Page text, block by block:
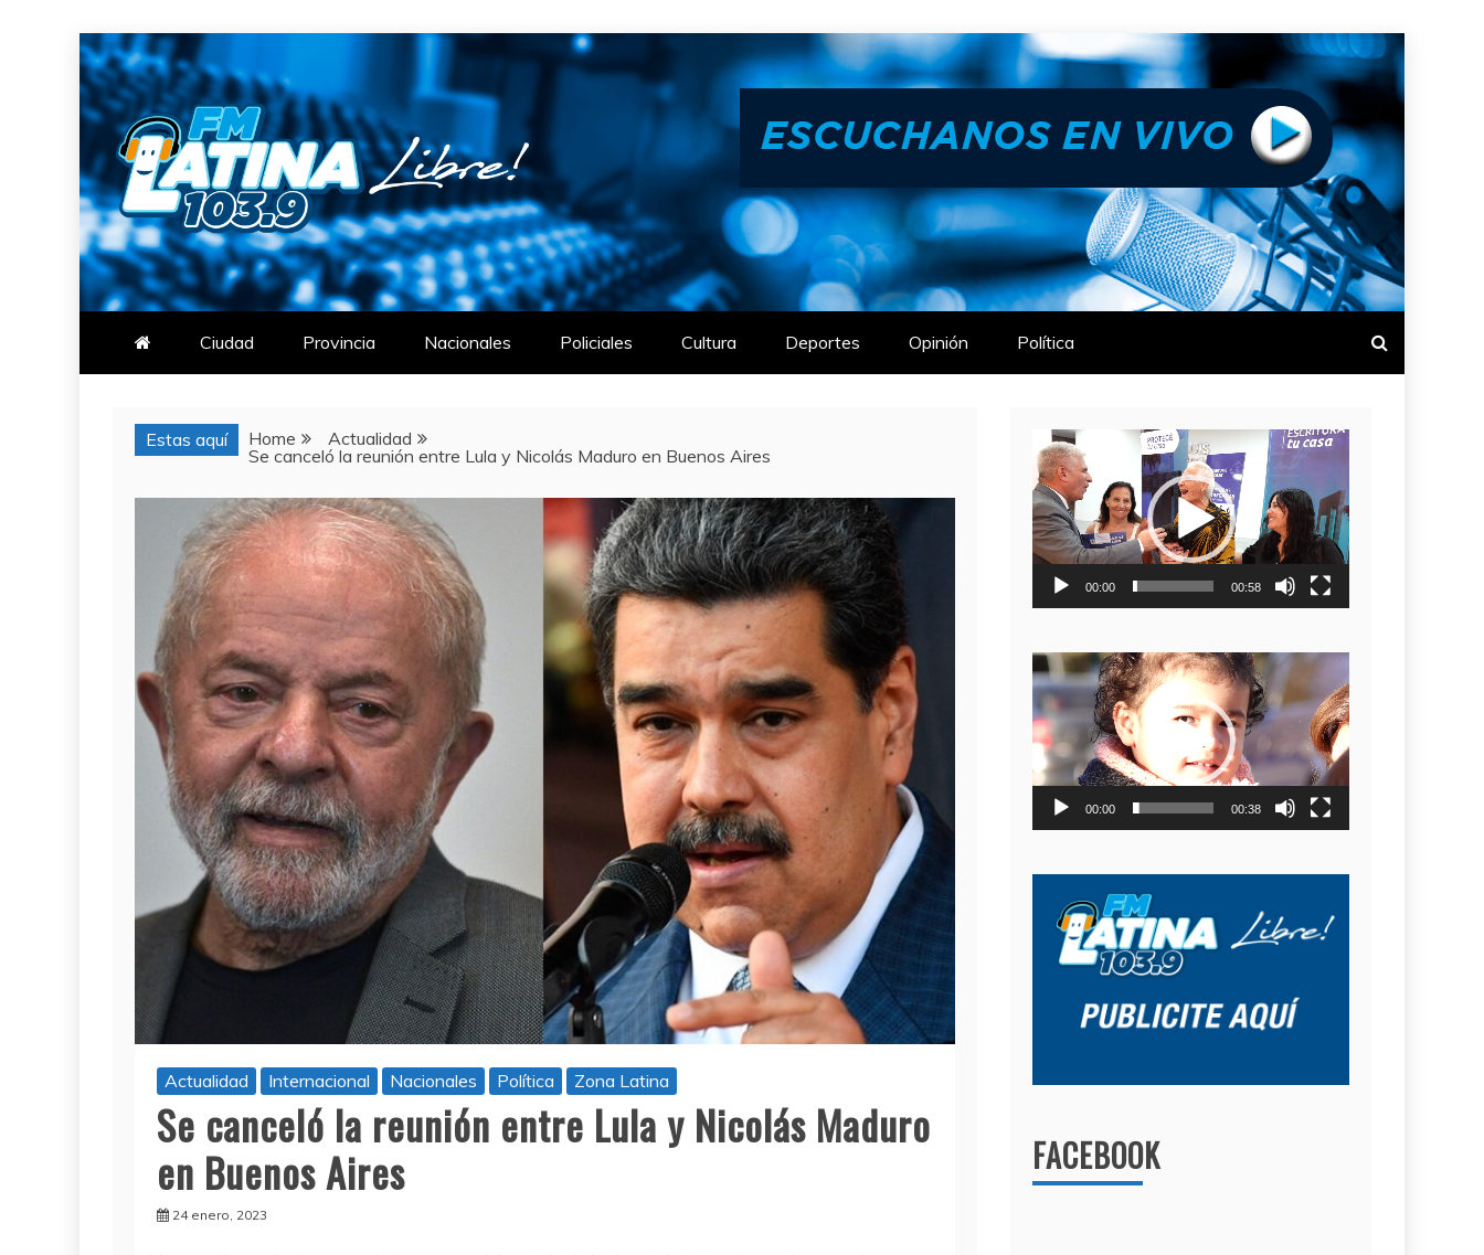
Skip
to
content
FM LATINA
NOTICIAS
Ciudad Provincia Nacionales Policiales Cultura Deportes Opinión Política
Estas aquí Home
Actualidad
Se canceló la reunión entre Lula y Nicolás Maduro en Buenos Aires
Actualidad Internacional Nacionales Política Zona Latina
Se canceló la reunión entre Lula y Nicolás Maduro
en Buenos Aires
24 enero, 2023
Reproductor
de
video
00:00 00:58
Reproductor
de
video
00:00 00:38
FACEBOOK